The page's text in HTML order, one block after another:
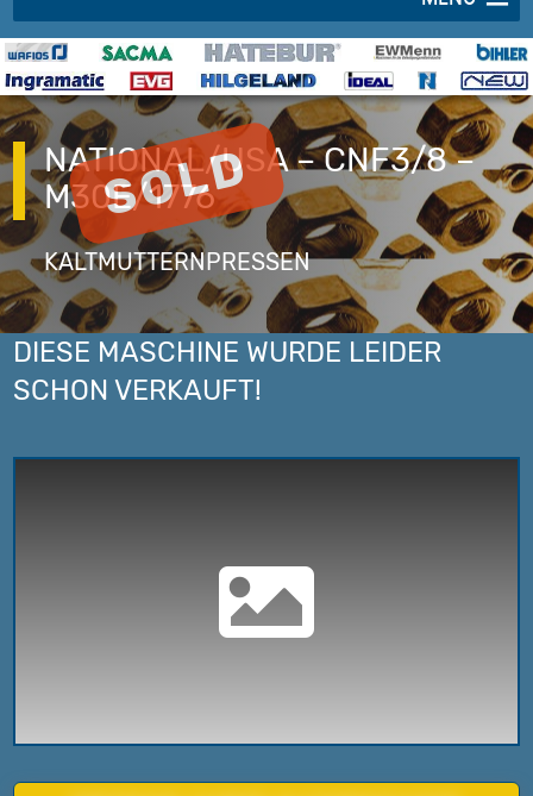
NATIONAL/USA – CNF3/8 –
M30E/1776
KALTMUTTERNPRESSEN
DIESE MASCHINE WURDE LEIDER
SCHON VERKAUFT!